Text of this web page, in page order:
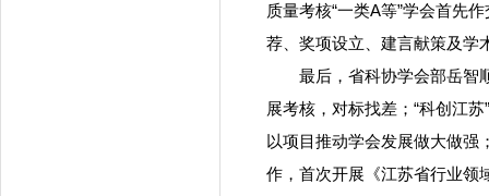
质量考核“一类A等”学会首先
荐、奖项设立、建言献策及学
最后，省科协学会部岳智顺
展考核，对标找差；“科创江
以项目推动学会发展做大做强
作，首次开展《江苏省行业领